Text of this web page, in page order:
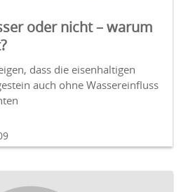
oder nicht – warum
dass die eisenhaltigen
auch ohne Wassereinfluss